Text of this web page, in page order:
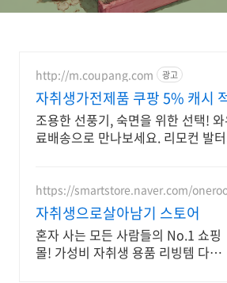
http://m.coupang.com 광고
자취생가전제품 쿠팡 5% 캐시
조용한 선풍기, 숙면을 위한 선택!
료배송으로 만나보세요. 리모컨 발터
https://smartstore.naver.com/
자취생으로살아남기 스토어
혼자 사는 모든 사람들의 No.1 쇼핑
몰! 가성비 자취생 용품 리빙템 다량